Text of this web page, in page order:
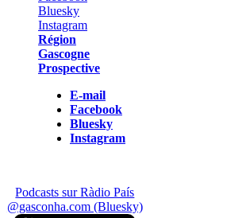
Région
Gascogne
Prospective
E-mail
Facebook
Bluesky
Instagram
Podcasts sur Ràdio País
@gasconha.com (Bluesky)